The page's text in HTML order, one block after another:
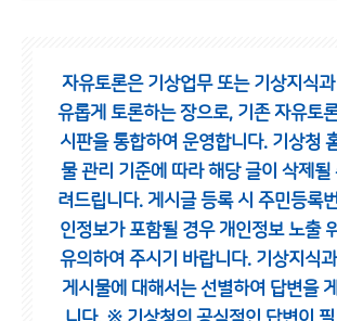
자유토론은 기상업무 또는 기상지식
유롭게 토론하는 장으로, 기존 자유토
시판을 통합하여 운영합니다. 기상청
물 관리 기준에 따라 해당 글이 삭제될
려드립니다. 게시글 등록 시 주민등록
인정보가 포함될 경우 개인정보 노출
유의하여 주시기 바랍니다. 기상지식
게시물에 대해서는 선별하여 답변을